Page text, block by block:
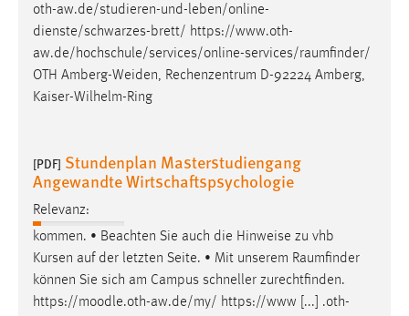
oth-aw.de/studieren-und-leben/online-
dienste/schwarzes-brett/ https://www.oth-
aw.de/hochschule/services/online-services/raumfinder/
OTH Amberg-Weiden, Rechenzentrum D-92224 Amberg,
Kaiser-Wilhelm-Ring
[PDF] Stundenplan Masterstudiengang
Angewandte Wirtschaftspsychologie
Relevanz:
kommen. • Beachten Sie auch die Hinweise zu vhb
Kursen auf der letzten Seite. • Mit unserem Raumfinder
können Sie sich am Campus schneller zurechtfinden.
https://moodle.oth-aw.de/my/ https://www [...] .oth-
Für performante Seitenauslieferung wird in diesem Cookie
gespeichert, ob man eingeloggt ist.
Sprachpräferenz
Zweck:
Das Cookie speichert die gewählte Sprache der Website.
Cookie Laufzeit:
Chat